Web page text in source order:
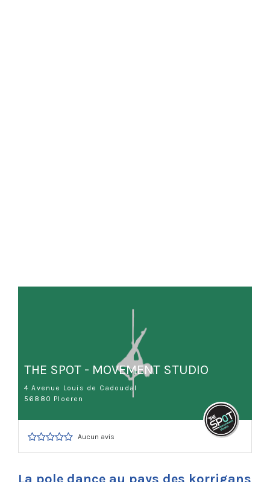
THE SPOT - MOVEMENT STUDIO
4 Avenue Louis de Cadoudal
56880 Ploeren
Aucun avis